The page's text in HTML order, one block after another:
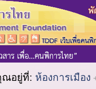
ณอยู่ที่: ห้องการเมือง